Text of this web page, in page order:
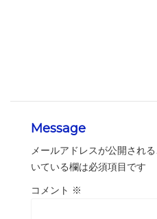
Message
メールアドレスが公開される
いている欄は必須項目です
コメント ※